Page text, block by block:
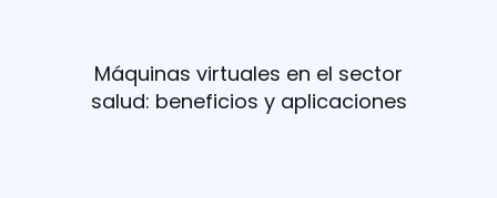
Máquinas virtuales en el sector
salud: beneficios y aplicaciones